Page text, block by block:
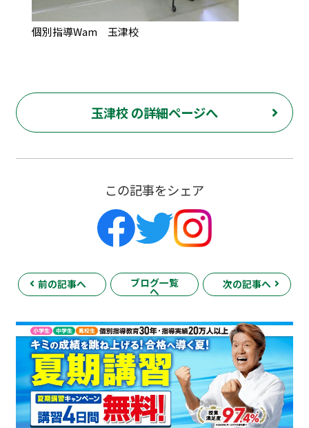
個別指導Wam 玉津校
玉津校 の詳細ページへ
この記事をシェア
前の記事へ ブログ一覧
へ
次の記事へ